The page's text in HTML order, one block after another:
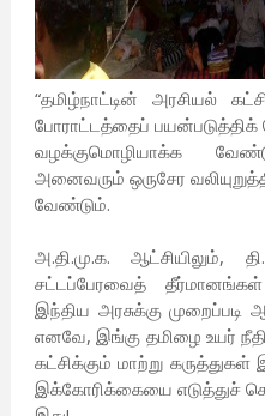
“தமிழ்நாட்டின் அரசியல்
போராட்டத்தைப்
வழக்குமொழியாக்க
அனைவரும் ஒருசேர
வேண்டும்.
அ.தி.மு.க. ஆட்சியிலும்,
சட்டப்பேரவைத்
இந்திய அரசுக்கு
எனவே, இங்கு தமிழை உயர்
கட்சிக்கும் மாற்று
இக்கோரிக்கையை எடுத்துச்